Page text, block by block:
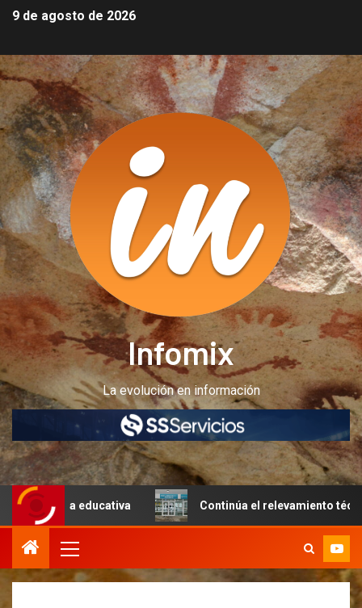
9 de agosto de 2026
Infomix
La evolución en información
educativa Continúa el relevamiento técnico en Perito